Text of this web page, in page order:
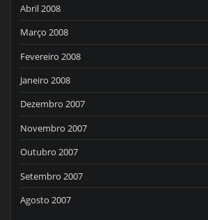
Abril 2008
Março 2008
Fevereiro 2008
Janeiro 2008
Dezembro 2007
Novembro 2007
Outubro 2007
Setembro 2007
Agosto 2007